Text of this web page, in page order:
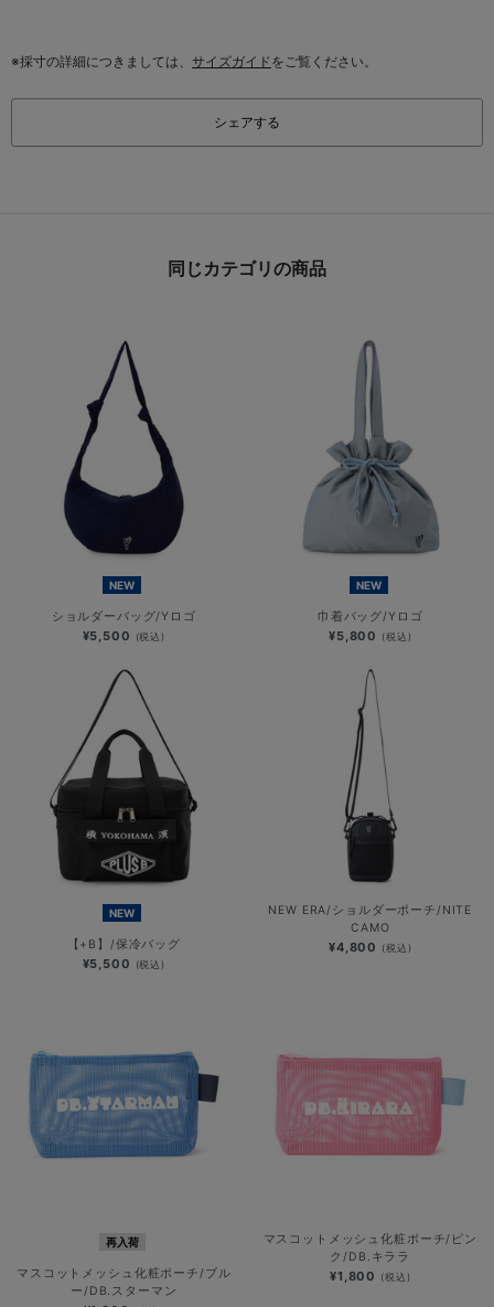
※採寸の詳細につきましては、 サイズガイドをご覧ください。
シェアする
同じカテゴリの商品
NEW
ショルダーバッグ/Yロゴ
¥5,500 (税込)
NEW
巾着バッグ/Yロゴ
¥5,800 (税込)
NEW
【+B】/保冷バッグ
¥5,500 (税込)
NEW ERA/ショルダーポーチ/NITE
CAMO
¥4,800 (税込)
再入荷
マスコットメッシュ化粧ポーチ/ブル
ー/DB.スターマン
マスコットメッシュ化粧ポーチ/ピン
ク/DB.キララ
¥1,800 (税込)